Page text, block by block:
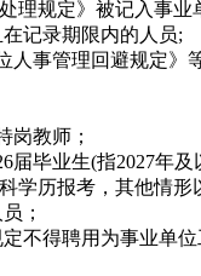
理规定》被记入事业
记录期限内的人员;
人事管理回避规定》
岗教师；
届毕业生(指2027年及
学历报考，其他情形
；
不得聘用为事业单